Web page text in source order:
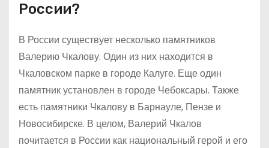
России?
В России существует несколько памятников
Валерию Чкалову. Один из них находится в
Чкаловском парке в городе Калуге. Еще один
памятник установлен в городе Чебоксары. Также
есть памятники Чкалову в Барнауле, Пензе и
Новосибирске. В целом, Валерий Чкалов
почитается в России как национальный герой и его